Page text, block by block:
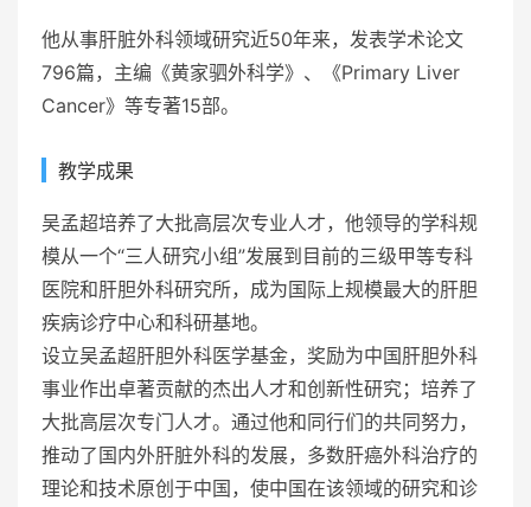
他从事肝脏外科领域研究近50年来，发表学术论文
796篇，主编《黄家驷外科学》、《Primary Liver
Cancer》等专著15部。
教学成果
吴孟超培养了大批高层次专业人才，他领导的学科规
模从一个“三人研究小组”发展到目前的三级甲等专科
医院和肝胆外科研究所，成为国际上规模最大的肝胆
疾病诊疗中心和科研基地。
设立吴孟超肝胆外科医学基金，奖励为中国肝胆外科
事业作出卓著贡献的杰出人才和创新性研究；培养了
大批高层次专门人才。通过他和同行们的共同努力，
推动了国内外肝脏外科的发展，多数肝癌外科治疗的
理论和技术原创于中国，使中国在该领域的研究和诊